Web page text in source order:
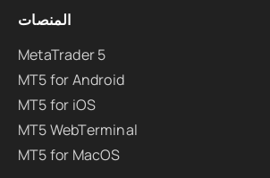
المنصات
MetaTrader 5
MT5 for Android
MT5 for iOS
MT5 WebTerminal
MT5 for MacOS